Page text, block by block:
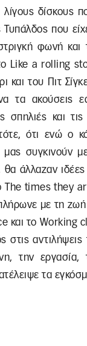
δίσκους
Τυπάλδος που
φωνή και
Like a rolling
και του Πιτ
τα ακούσεις
σπηλιές και
ότι ενώ ο
συγκινούν
άλλαζαν
The times they
με τη
το Working
την εργασία,
τα